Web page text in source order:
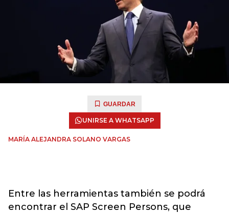
GUARDAR
UNIRSE A WHATSAPP
MARÍA ALEJANDRA SOLANO VARGAS
Entre las herramientas también se podrá
encontrar el SAP Screen Persons, que